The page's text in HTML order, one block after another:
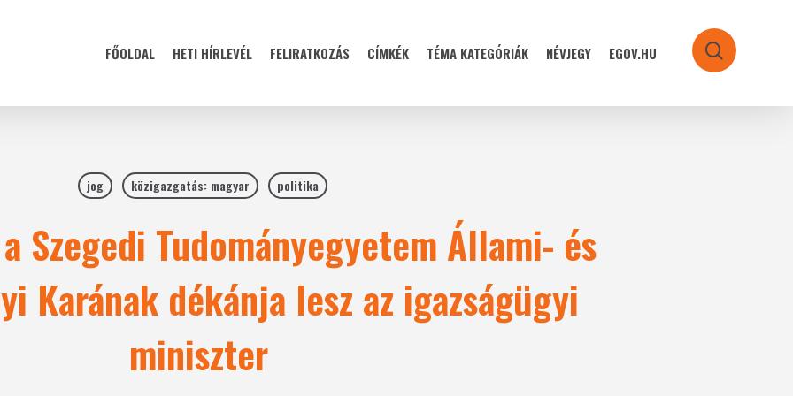
FŐOLDAL HETI HÍRLEVÉL FELIRATKOZÁS CÍMKÉK TÉMA KATEGÓRIÁK NÉVJEGY EGOV.HU search
jog közigazgatás: magyar politika
Szegedi Tudományegyetem Állami- és
Karának dékánja lesz az igazságügyi
miniszter